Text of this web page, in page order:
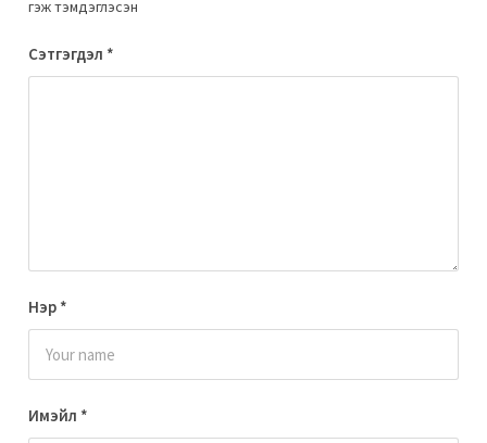
гэж тэмдэглэсэн
Сэтгэгдэл *
Нэр *
Имэйл *